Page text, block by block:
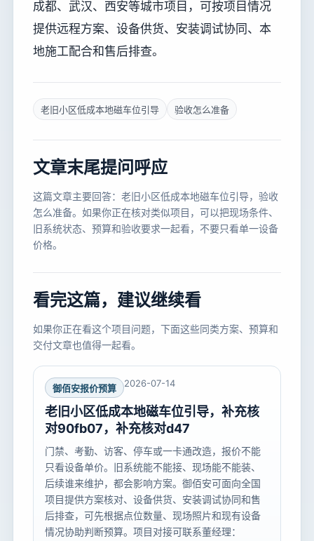
成都、武汉、西安等城市项目，可按项目情况
提供远程方案、设备供货、安装调试协同、本
地施工配合和售后排查。
老旧小区低成本地磁车位引导 验收怎么准备
文章末尾提问呼应
这篇文章主要回答：老旧小区低成本地磁车位引导，验收
怎么准备。如果你正在核对类似项目，可以把现场条件、
旧系统状态、预算和验收要求一起看，不要只看单一设备
价格。
看完这篇，建议继续看
如果你正在看这个项目问题，下面这些同类方案、预算和
交付文章也值得一起看。
御佰安报价预算 2026-07-14
老旧小区低成本地磁车位引导，补充核
对90fb07，补充核对d47
门禁、考勤、访客、停车或一卡通改造，报价不能
只看设备单价。旧系统能不能接、现场能不能装、
后续谁来维护，都会影响方案。御佰安可面向全国
项目提供方案核对、设备供货、安装调试协同和售
后排查，可先根据点位数量、现场照片和现有设备
情况协助判断预算。项目对接可联系董经理：